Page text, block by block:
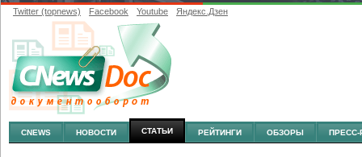
Средний бизнес начал
цифровизироваться со
скоростью крупных
корпораций
Twitter (topnews) Facebook Youtube Яндекс.Дзен
CNEWS НОВОСТИ СТАТЬИ РЕЙТИНГИ ОБЗОРЫ